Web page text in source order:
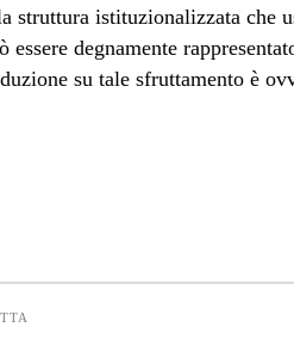
struttura istituzionalizzata che
degnamente
su tale sfruttamento è